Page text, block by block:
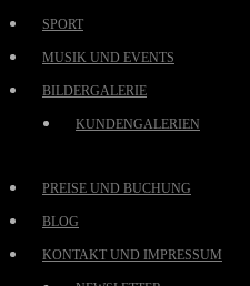
SPORT
MUSIK UND EVENTS
BILDERGALERIE
KUNDENGALERIEN
PREISE UND BUCHUNG
BLOG
KONTAKT UND IMPRESSUM